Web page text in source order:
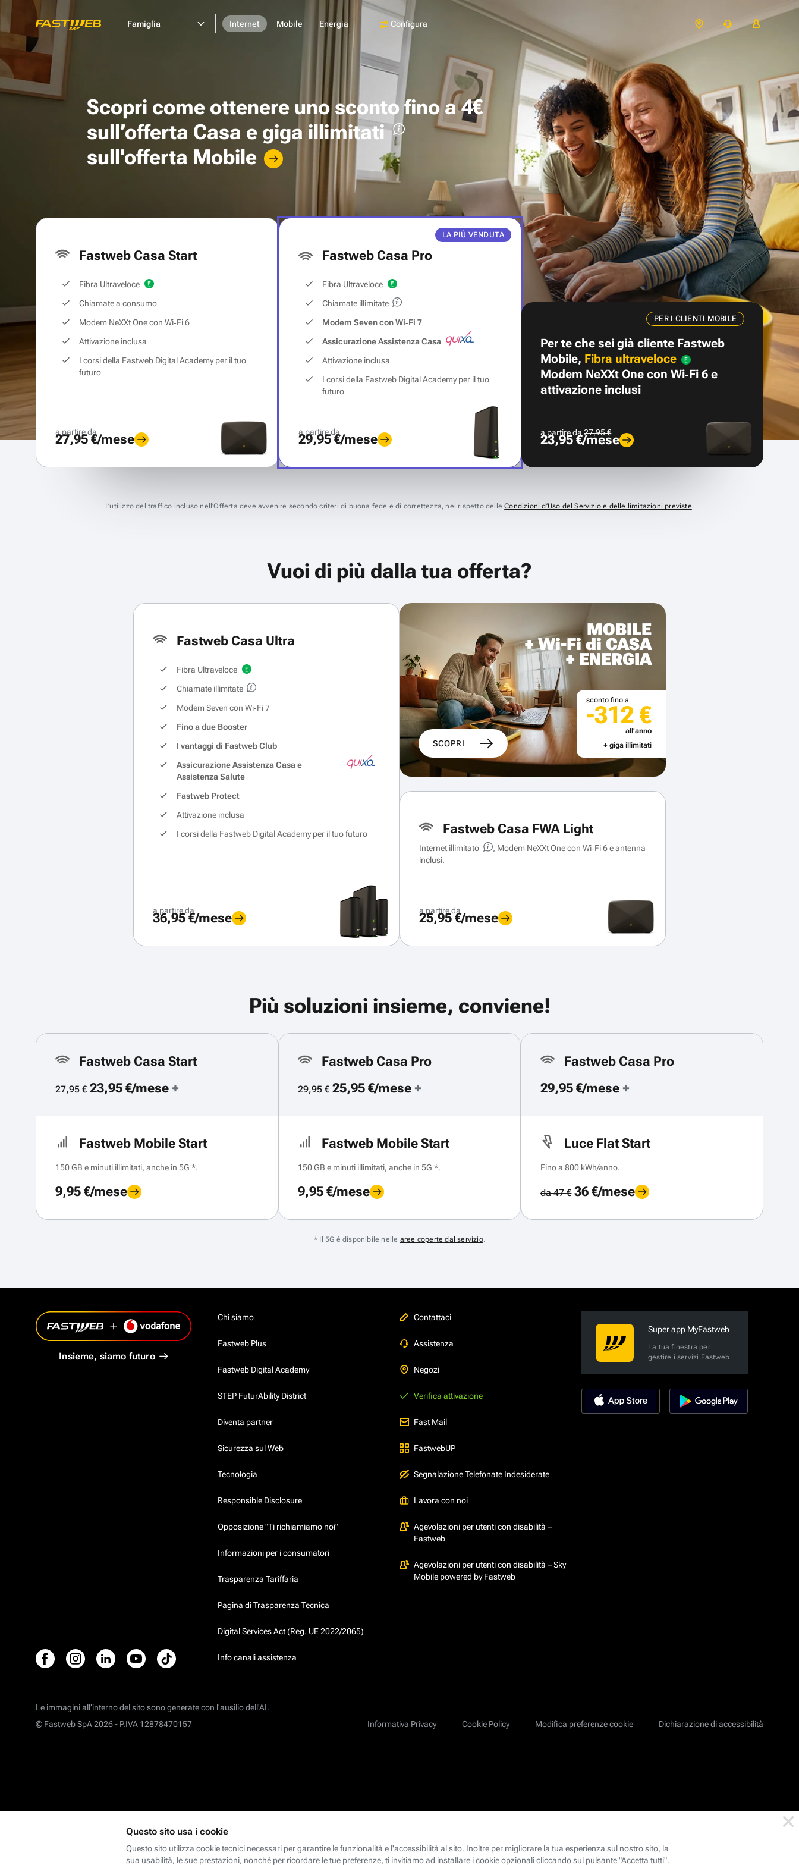
Famiglia Internet Mobile Energia Configura
Scopri come ottenere unosconto fino a 4€
sull’offerta Casa e giga illimitati
sull'offerta Mobile
Fastweb Casa Start
Fibra Ultraveloce
Chiamate a consumo
Modem NeXXt One con Wi‑Fi 6
Attivazione inclusa
I corsi della Fastweb Digital Academy per il tuo
futuro
a partire da
27,95 €/mese
LA PIÙ VENDUTA
Fastweb Casa Pro
Fibra Ultraveloce
Chiamate illimitate
Modem Seven con Wi‑Fi 7
Assicurazione Assistenza Casa
Attivazione inclusa
I corsi della Fastweb Digital Academy per il tuo
futuro
a partire da
29,95 €/mese
PER I CLIENTI MOBILE
Per te che sei già cliente Fastweb
Mobile, Fibra ultraveloce
Modem NeXXt One con Wi‑Fi 6 e
attivazione inclusi
a partire da27,95 €
23,95 €/mese
L’utilizzo del traffico incluso nell’Offerta deve avvenire secondo criteri di buona fede e di correttezza, nel rispetto delleCondizioni d’Uso del Servizio e delle limitazioni previste.
Vuoi di più dalla tua offerta?
Fastweb Casa Ultra
Fibra Ultraveloce
Chiamate illimitate
Modem Seven con Wi‑Fi 7
Fino a due Booster
I vantaggi di Fastweb Club
Assicurazione Assistenza Casa e
Assistenza Salute
Fastweb Protect
Attivazione inclusa
I corsi della Fastweb Digital Academy per il tuo futuro
a partire da
36,95 €/mese
MOBILE
+ Wi-Fi di CASA
+ ENERGIA
SCOPRI
sconto fino a
-312 €
all'anno
+ giga illimitati
Fastweb Casa FWA Light
Internet illimitato
, Modem NeXXt One con Wi‑Fi 6 e antenna
inclusi.
a partire da
25,95 €/mese
Più soluzioni insieme, conviene!
Fastweb Casa Start
27,95 €23,95 €/mese +
Fastweb Mobile Start
150 GB e minuti illimitati, anche in 5G *.
9,95 €/mese
Fastweb Casa Pro
29,95 €25,95 €/mese +
Fastweb Mobile Start
150 GB e minuti illimitati, anche in 5G *.
9,95 €/mese
Fastweb Casa Pro
29,95 €/mese +
Luce Flat Start
Fino a 800 kWh/anno.
da 47 €36 €/mese
* Il 5G è disponibile nelle aree coperte dal servizio.
Insieme, siamo futuro
Chi siamo
Fastweb Plus
Fastweb Digital Academy
STEP FuturAbility District
Diventa partner
Sicurezza sul Web
Tecnologia
Responsible Disclosure
Opposizione "Ti richiamiamo noi"
Informazioni per i consumatori
Trasparenza Tariffaria
Pagina di Trasparenza Tecnica
Digital Services Act (Reg. UE 2022/2065)
Info canali assistenza
Contattaci
Assistenza
Negozi
Verifica attivazione
Fast Mail
FastwebUP
Segnalazione Telefonate Indesiderate
Lavora con noi
Agevolazioni per utenti con disabilità –
Fastweb
Agevolazioni per utenti con disabilità – Sky
Mobile powered by Fastweb
Super app MyFastweb
La tua finestra per
gestire i servizi Fastweb
Le immagini all’interno del sito sono generate con l'ausilio dell'AI.
Informativa Privacy
Cookie Policy Modifica preferenze cookie Dichiarazione di accessibilità
© Fastweb SpA 2026 - P.IVA 12878470157